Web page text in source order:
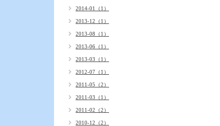
2014-01（1）
2013-12（1）
2013-08（1）
2013-06（1）
2013-03（1）
2012-07（1）
2011-05（2）
2011-03（1）
2011-02（2）
2010-12（2）